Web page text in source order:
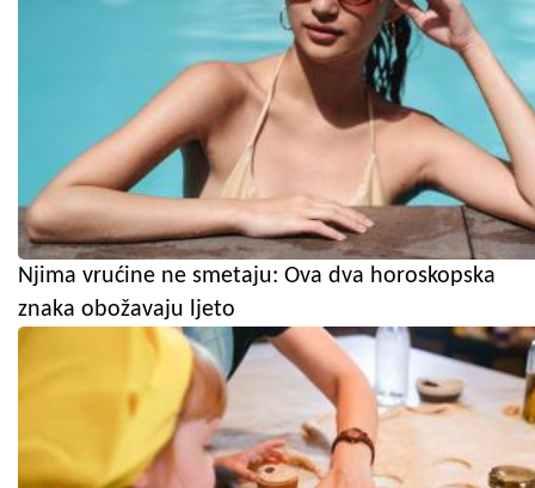
Njima vrućine ne smetaju: Ova dva horoskopska
znaka obožavaju ljeto